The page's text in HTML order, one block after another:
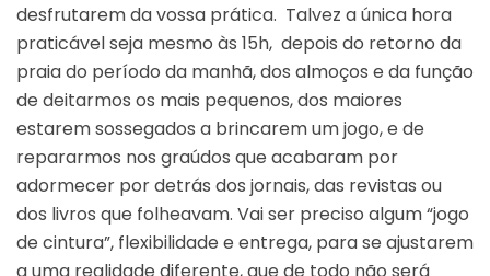
desfrutarem da vossa prática. Talvez a única hora
praticável seja mesmo às 15h, depois do retorno da
praia do período da manhã, dos almoços e da função
de deitarmos os mais pequenos, dos maiores
estarem sossegados a brincarem um jogo, e de
repararmos nos graúdos que acabaram por
adormecer por detrás dos jornais, das revistas ou
dos livros que folheavam. Vai ser preciso algum “jogo
de cintura”, flexibilidade e entrega, para se ajustarem
a uma realidade diferente, que de todo não será